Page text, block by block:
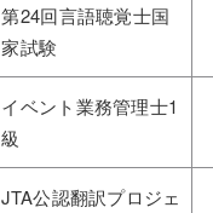
第24回言語聴覚士国
家試験
イベント業務管理士1
級
JTA公認翻訳プロジェ